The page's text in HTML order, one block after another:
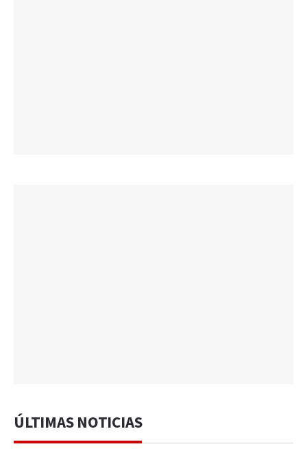
ÚLTIMAS NOTICIAS